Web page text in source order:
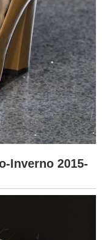
Inverno 2015-